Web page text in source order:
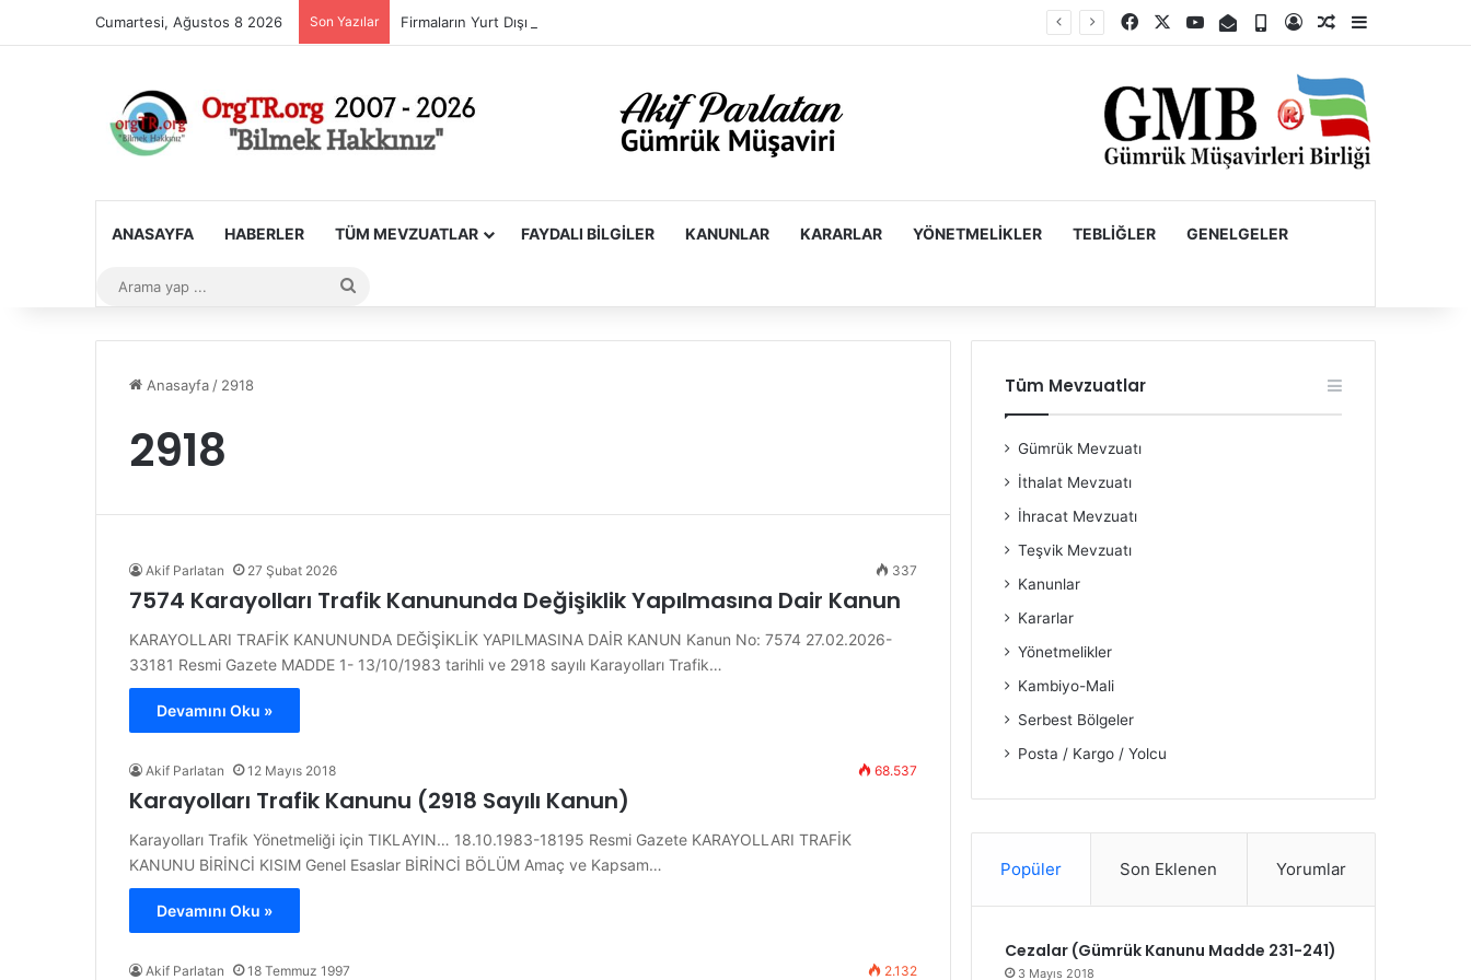
Cumartesi, Ağustos 8 2026 Son Yazılar FacebookYouTubeE-PostaTelefonKayıt OlRastgele Makale
ANASAYFA HABERLER TÜM MEVZUATLAR FAYDALI BILGILER KANUNLAR KARARLAR YÖNETMELIKLER TEBLIĞLER GENELGELER
Anasayfa / 2918
2918
Akif Parlatan 27 Şubat 2026 337
7574 Karayolları Trafik Kanununda Değişiklik Yapılmasına Dair Kanun
KARAYOLLARI TRAFİK KANUNUNDA DEĞİŞİKLİK YAPILMASINA DAİR KANUN Kanun No: 7574 27.02.2026-
33181 Resmi Gazete MADDE 1- 13/10/1983 tarihli ve 2918 sayılı Karayolları Trafik…
Devamını Oku »
Akif Parlatan 12 Mayıs 2018 68.537
Karayolları Trafik Kanunu (2918 Sayılı Kanun)
Karayolları Trafik Yönetmeliği için TIKLAYIN… 18.10.1983-18195 Resmi Gazete KARAYOLLARI TRAFİK
KANUNU BİRİNCİ KISIM Genel Esaslar BİRİNCİ BÖLÜM Amaç ve Kapsam…
Devamını Oku »
Akif Parlatan 18 Temmuz 1997 2.132
Tüm Mevzuatlar
Gümrük Mevzuatı
İthalat Mevzuatı
İhracat Mevzuatı
Teşvik Mevzuatı
Kanunlar
Kararlar
Yönetmelikler
Kambiyo-Mali
Serbest Bölgeler
Posta / Kargo / Yolcu
Popüler Son Eklenen Yorumlar
Cezalar (Gümrük Kanunu Madde 231-241)
3 Mayıs 2018